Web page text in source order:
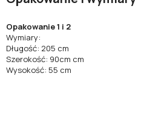
Opakowanie 1 i 2
Wymiary:
Długość: 205 cm
Szerokość: 90cm cm
Wysokość: 55 cm